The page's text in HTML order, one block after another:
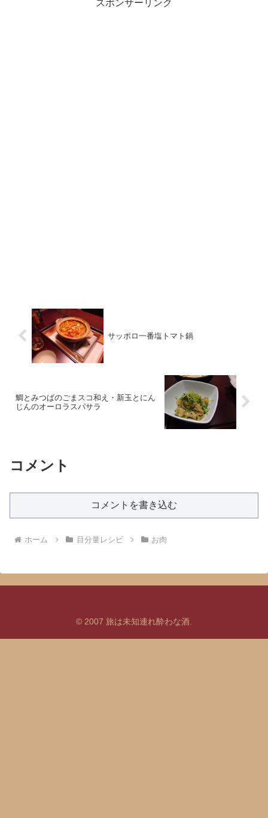
スポンサーリンク
サッポロ一番塩トマト鍋
鯛とみつばのごまスコ和え・新玉とにん
じんのオーロラスパサラ
コメント
コメントを書き込む
ホーム 目分量レシピ お肉
© 2007 旅は未知連れ酔わな酒.